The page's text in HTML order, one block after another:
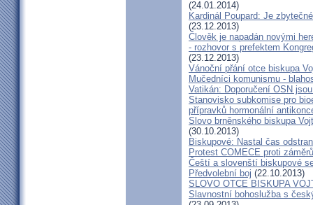
(24.01.2014)
Kardinál Poupard: Je
(23.12.2013)
Člověk je napadán novými
- rozhovor s prefektem
(23.12.2013)
Vánoční přání otce biskupa
Mučedníci komunismu -
Vatikán: Doporučení OSN
Stanovisko subkomise pro
přípravků hormonální
Slovo brněnského biskupa
(30.10.2013)
Biskupové: Nastal čas
Protest COMECE proti
Čeští a slovenští biskupové
Předvolební boj (22.10.2013)
SLOVO OTCE BISKUPA
Slavnostní bohoslužba s